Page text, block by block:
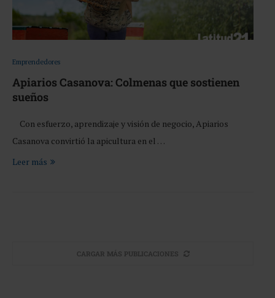
Emprendedores
Apiarios Casanova: Colmenas que sostienen
sueños
Con esfuerzo, aprendizaje y visión de negocio, Apiarios
Casanova convirtió la apicultura en el …
Leer más
CARGAR MÁS PUBLICACIONES